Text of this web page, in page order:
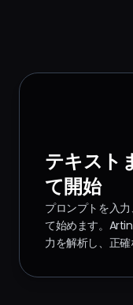
テキスト
て開始
プロンプトを入
て始めます。
力を解析し、正確